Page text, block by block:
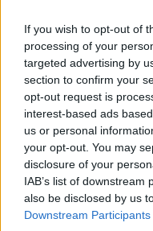
If you wish to opt-out of
processing of your
targeted advertising by
section to confirm your
opt-out request is
interest-based ads
us or personal
your opt-out. You may
disclosure of your
IAB’s list of
also be disclosed by us
Downstream Participants
Jūsų vardas
Komentaras